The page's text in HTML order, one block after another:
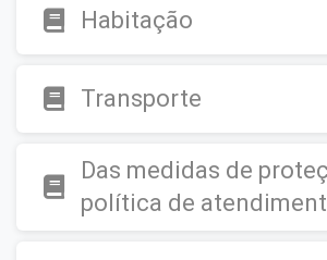
Habitação
Transporte
Das medidas de
política de